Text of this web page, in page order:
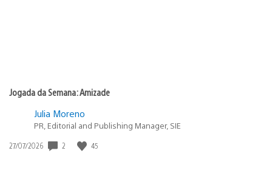
Jogada da Semana: Amizade
Julia Moreno
PR, Editorial and Publishing Manager, SIE
Data
27/07/2026 2 45